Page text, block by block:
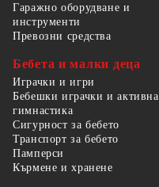
Гаражно оборудване и
инструменти
Превозни средства
Бебета и малки деца
Играчки и игри
Бебешки играчки и активна
гимнастика
Сигурност за бебето
Транспорт за бебето
Памперси
Кърмене и хранене